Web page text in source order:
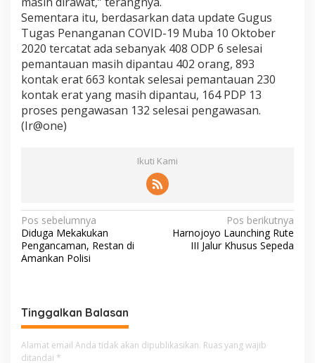
Sementara itu, berdasarkan data update Gugus
Tugas Penanganan COVID-19 Muba 10 Oktober
2020 tercatat ada sebanyak 408 ODP 6 selesai
pemantauan masih dipantau 402 orang, 893
kontak erat 663 kontak selesai pemantauan 230
kontak erat yang masih dipantau, 164 PDP 13
proses pengawasan 132 selesai pengawasan.
(Ir@one)
Ikuti Kami
N
a
v
g
a
s
Pos sebelumnya
Diduga Mekakukan
Pengancaman, Restan di
Amankan Polisi
Pos berikutnya
Harnojoyo Launching Rute
III Jalur Khusus Sepeda
Tinggalkan Balasan
Alamat email Anda tidak akan dipublikasikan. Ruas yang wajib
ditandai *